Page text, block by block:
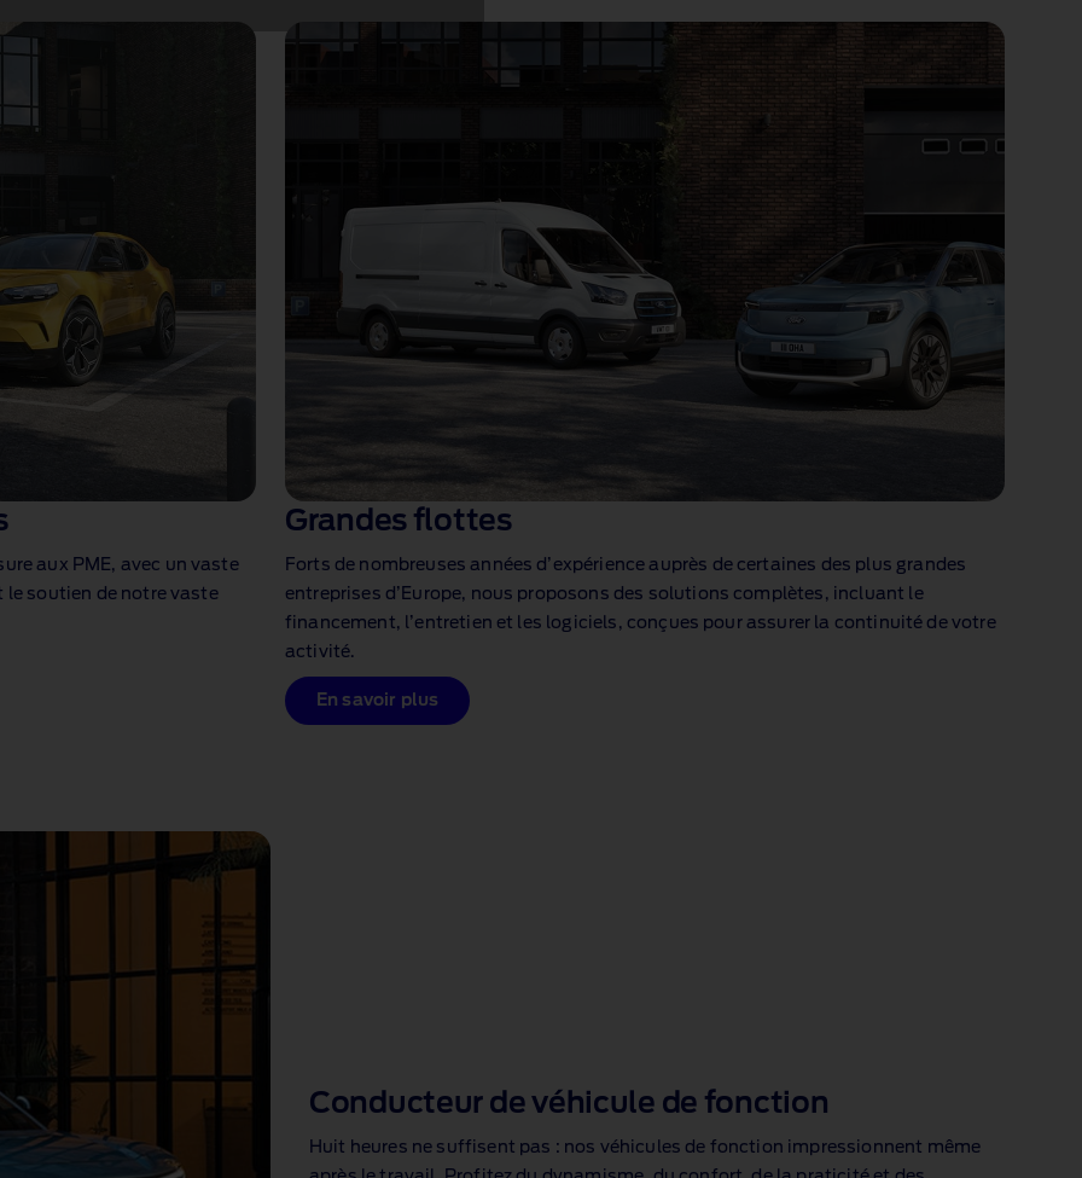
aux PME, avec un vaste
le soutien de notre vaste
Grandes flottes
Forts de nombreuses années d’expérience auprès de certaines des plus grandes
entreprises d’Europe, nous proposons des solutions complètes, incluant le
financement, l’entretien et les logiciels, conçues pour assurer la continuité de votre
activité.
En savoir plus
Conducteur de véhicule de fonction
Huit heures ne suffisent pas : nos véhicules de fonction impressionnent même